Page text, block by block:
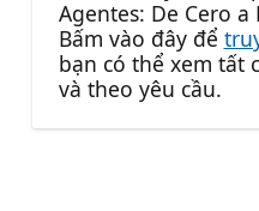
Agentes: De Cero a
Bấm vào đây để
bạn có thể xem tất
và theo yêu cầu.